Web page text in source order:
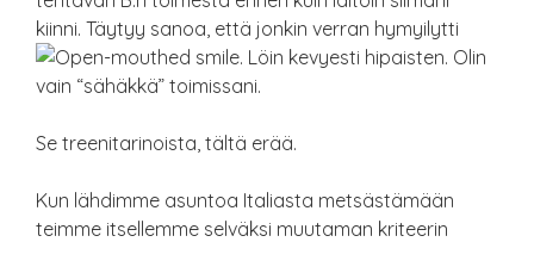
kiinni. Täytyy sanoa, että jonkin verran hymyilytti
. Löin kevyesti hipaisten. Olin
vain “sähäkkä” toimissani.
Se treenitarinoista, tältä erää.
Kun lähdimme asuntoa Italiasta metsästämään
teimme itsellemme selväksi muutaman kriteerin